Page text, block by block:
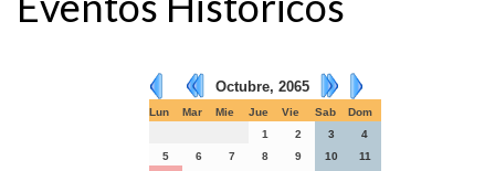
Octubre, 2065
Lun Mar Mie Jue Vie Sab
Dom
1
2 3
4
5
6 7 8 9 10
11